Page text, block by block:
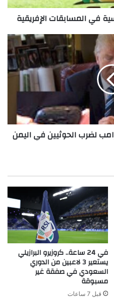
في المسابقات الإفريقية
لضرب الحوثيين في اليمن
في 24 ساعة.. كروزيرو البرازيلي
يستعير 3 لاعبين من الدوري
السعودي في صفقة غير
مسبوقة
قبل 7 ساعات